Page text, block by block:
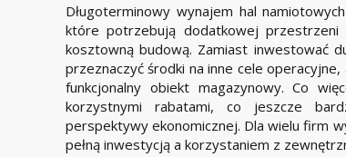
Długoterminowy wynajem hal
które potrzebują dodatkowej przestrzeni
kosztowną budową. Zamiast inwestować
przeznaczyć środki na inne cele
funkcjonalny obiekt magazynowy. Co
korzystnymi rabatami, co jeszcze
perspektywy ekonomicznej. Dla wielu firm
pełną inwestycją a korzystaniem z